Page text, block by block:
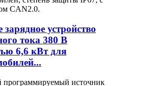
зарядное устройство
тока 380 В
6,6 кВт для